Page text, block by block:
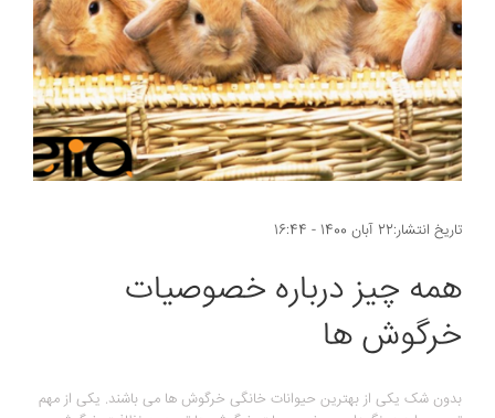
تاریخ انتشار:22 آبان 1400 - 16:44
همه چیز درباره خصوصیات
خرگوش ها
بدون شک یکی از بهترین حیوانات خانگی خرگوش ها می باشند. یکی از مهم